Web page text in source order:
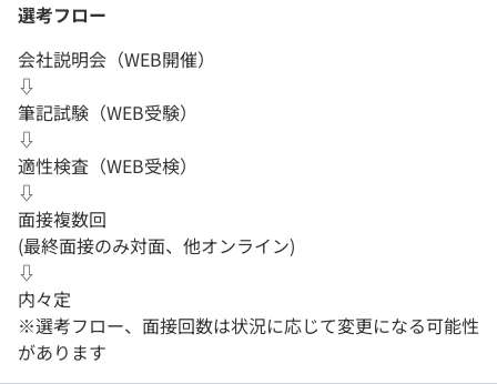
選考フロー
会社説明会（WEB開催）
⇩
筆記試験（WEB受験）
⇩
適性検査（WEB受検）
⇩
面接複数回
(最終面接のみ対面、他オンライン)
⇩
内々定
※選考フロー、面接回数は状況に応じて変更になる可能性
があります